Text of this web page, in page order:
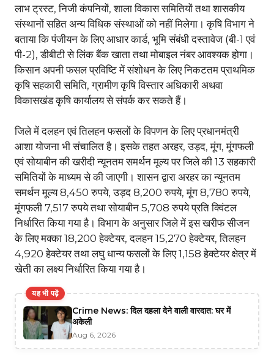
लाभ ट्रस्ट, निजी कंपनियों, शाला विकास समितियों तथा शासकीय
संस्थानों सहित अन्य विधिक संस्थाओं को नहीं मिलेगा। कृषि विभाग ने
बताया कि पंजीयन के लिए आधार कार्ड, भूमि संबंधी दस्तावेज (बी-1 एवं
पी-2), डीबीटी से लिंक बैंक खाता तथा मोबाइल नंबर आवश्यक होगा।
किसान अपनी फसल प्रविष्टि में संशोधन के लिए निकटतम प्राथमिक
कृषि सहकारी समिति, ग्रामीण कृषि विस्तार अधिकारी अथवा
विकासखंड कृषि कार्यालय से संपर्क कर सकते हैं।
जिले में दलहन एवं तिलहन फसलों के विपणन के लिए प्रधानमंत्री
आशा योजना भी संचालित है। इसके तहत अरहर, उड़द, मूंग, मूंगफली
एवं सोयाबीन की खरीदी न्यूनतम समर्थन मूल्य पर जिले की 13 सहकारी
समितियों के माध्यम से की जाएगी। शासन द्वारा अरहर का न्यूनतम
समर्थन मूल्य 8,450 रुपये, उड़द 8,200 रुपये, मूंग 8,780 रुपये,
मूंगफली 7,517 रुपये तथा सोयाबीन 5,708 रुपये प्रति क्विंटल
निर्धारित किया गया है। विभाग के अनुसार जिले में इस खरीफ सीजन
के लिए मक्का 18,200 हेक्टेयर, दलहन 15,270 हेक्टेयर, तिलहन
4,920 हेक्टेयर तथा लघु धान्य फसलों के लिए 1,158 हेक्टेयर क्षेत्र में
खेती का लक्ष्य निर्धारित किया गया है।
यह भी पढ़ें
Crime News: दिल दहला देने वाली वारदात: घर में
अकेली
Aug 6, 2026